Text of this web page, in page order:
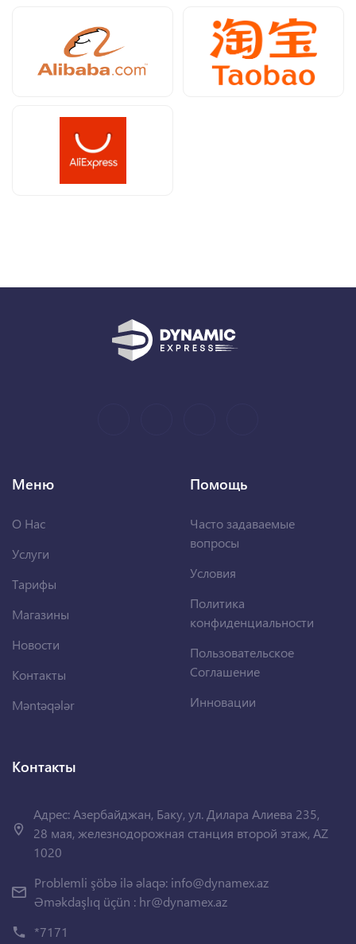
Меню
О Нас
Услуги
Тарифы
Магазины
Новости
Контакты
Məntəqələr
Помощь
Часто задаваемые
вопросы
Условия
Политика
конфиденциальности
Пользовательское
Соглашение
Инновации
Контакты
Адрес: Азербайджан, Баку, ул. Дилара Алиева 235,
28 мая, железнодорожная станция второй этаж, AZ
1020
Problemli şöbə ilə əlaqə: info@dynamex.az
Əməkdaşlıq üçün : hr@dynamex.az
*7171